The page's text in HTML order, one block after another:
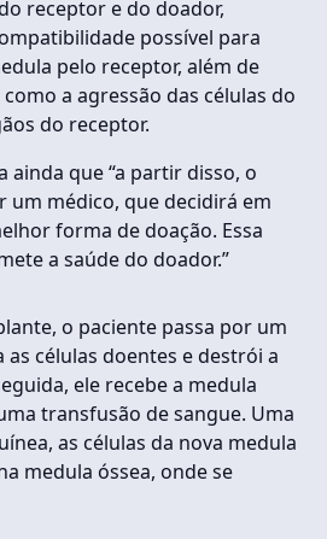
receptor e do doador,
possível para
pelo receptor, além de
a agressão das células do
do receptor.
ainda que “a partir disso, o
um médico, que decidirá em
forma de doação. Essa
a saúde do doador.”
o paciente passa por um
células doentes e destrói a
ele recebe a medula
transfusão de sangue. Uma
as células da nova medula
medula óssea, onde se